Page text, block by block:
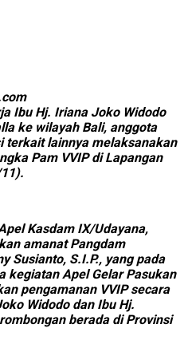
Ibu Hj. Iriana Joko Widodo
ke wilayah Bali, anggota
terkait lainnya melaksanakan
Pam VVIP di Lapangan
Kasdam IX/Udayana,
amanat Pangdam
Susianto, S.I.P., yang pada
kegiatan Apel Gelar Pasukan
pengamanan VVIP secara
Widodo dan Ibu Hj.
berada di Provinsi